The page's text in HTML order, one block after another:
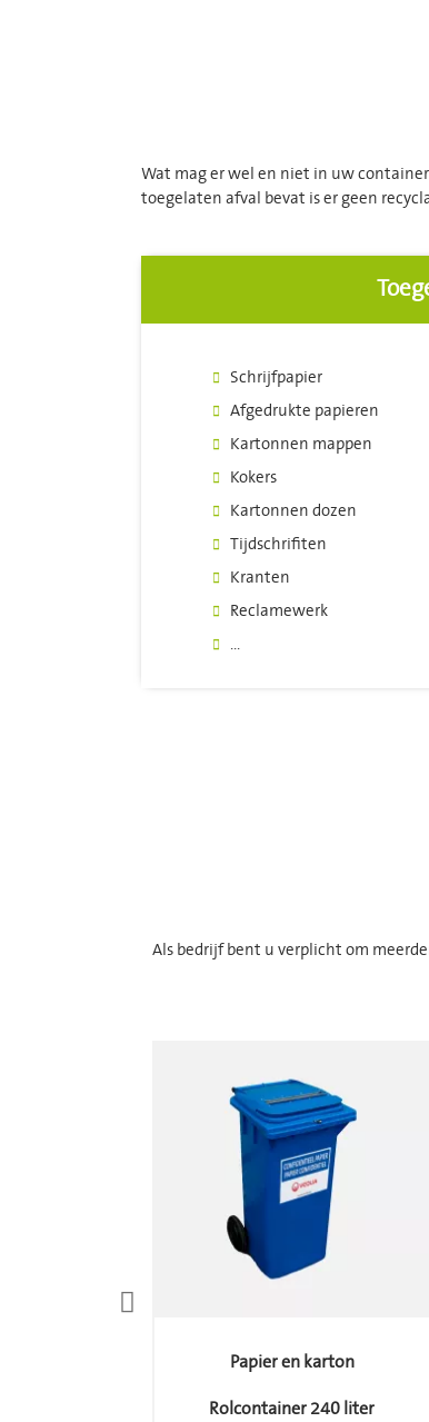
Wat mag er wel en niet in uw
toegelaten afval bevat is er geen
Schrijfpapier
Afgedrukte papieren
Kartonnen mappen
Kokers
Kartonnen dozen
Tijdschrifiten
Kranten
Reclamewerk
...
Als bedrijf bent u verplicht om
Papier en karton
Rolcontainer 770 liter